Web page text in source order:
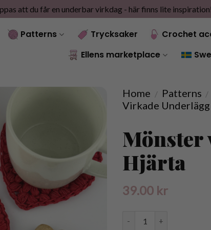
att du får en underbar virkdag - här finns lite
Patterns Trycksaker Crochet
Ellens marketplace
Home / Patterns /
Virkade
Mönster
Hjärta
39.00 kr